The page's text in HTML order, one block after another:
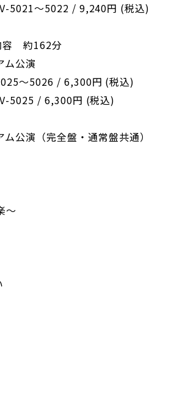
5021～5022 / 9,240円 (税込)
容 約162分
ム公演
～5026 / 6,300円 (税込)
5025 / 6,300円 (税込)
公演（完全盤・通常盤共通）
～